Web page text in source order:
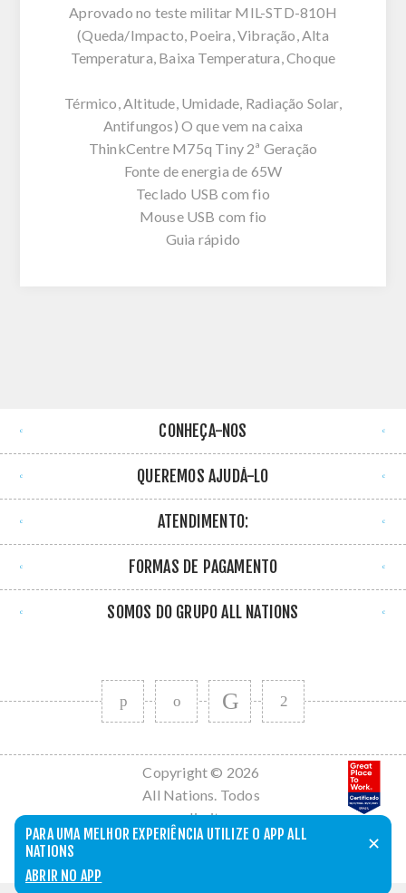
PARA UMA MELHOR EXPERIÊNCIA UTILIZE O APP ALL
NATIONS
✕
ABRIR NO APP
Aprovado no teste militar MIL-STD-810H
(Queda/Impacto, Poeira, Vibração, Alta
Temperatura, Baixa Temperatura, Choque
Térmico, Altitude, Umidade, Radiação Solar,
Antifungos) O que vem na caixa
ThinkCentre M75q Tiny 2ª Geração
Fonte de energia de 65W
Teclado USB com fio
Mouse USB com fio
Guia rápido
CONHEÇA-NOS
QUEREMOS AJUDÁ-LO
ATENDIMENTO:
FORMAS DE PAGAMENTO
SOMOS DO GRUPO ALL NATIONS
Copyright © 2026
All Nations. Todos
os direitos
reservados.